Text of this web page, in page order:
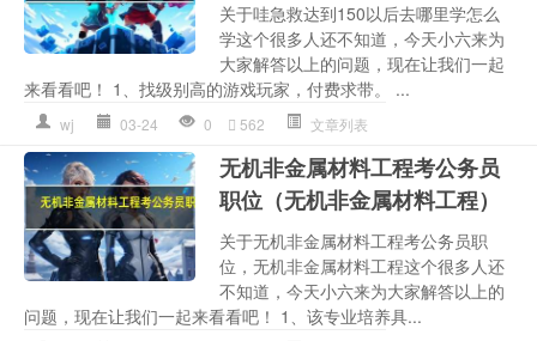
关于哇急救达到150以后去哪里学怎么
学这个很多人还不知道，今天小六来为
大家解答以上的问题，现在让我们一起
来看看吧！ 1、找级别高的游戏玩家，付费求带。 ...
wj 03-24 0 562 文章列表
无机非金属材料工程考公务员
职位（无机非金属材料工程）
关于无机非金属材料工程考公务员职
位，无机非金属材料工程这个很多人还
不知道，今天小六来为大家解答以上的
问题，现在让我们一起来看看吧！ 1、该专业培养具...